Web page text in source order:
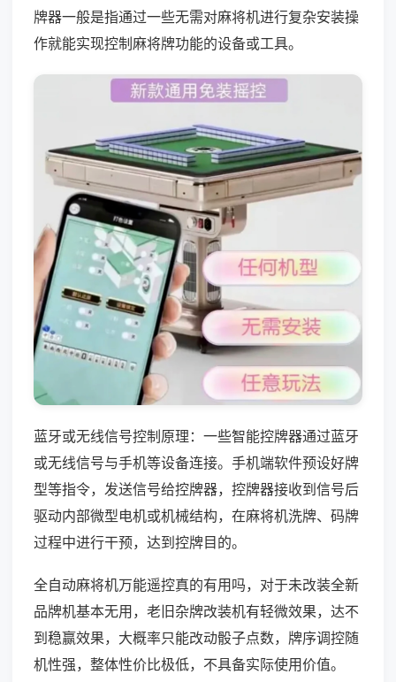
牌器一般是指通过一些无需对麻将机进行复杂安装操
作就能实现控制麻将牌功能的设备或工具。
蓝牙或无线信号控制原理：一些智能控牌器通过蓝牙
或无线信号与手机等设备连接。手机端软件预设好牌
型等指令，发送信号给控牌器，控牌器接收到信号后
驱动内部微型电机或机械结构，在麻将机洗牌、码牌
过程中进行干预，达到控牌目的。
全自动麻将机万能遥控真的有用吗，对于未改装全新
品牌机基本无用，老旧杂牌改装机有轻微效果，达不
到稳赢效果，大概率只能改动骰子点数，牌序调控随
机性强，整体性价比极低，不具备实际使用价值。